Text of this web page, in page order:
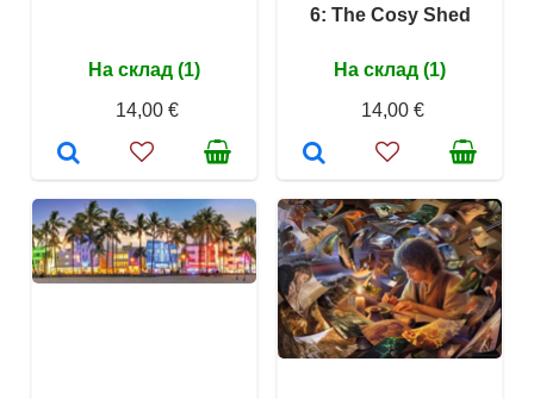
На склад (1)
14,00 €
6: The Cosy Shed
На склад (1)
14,00 €